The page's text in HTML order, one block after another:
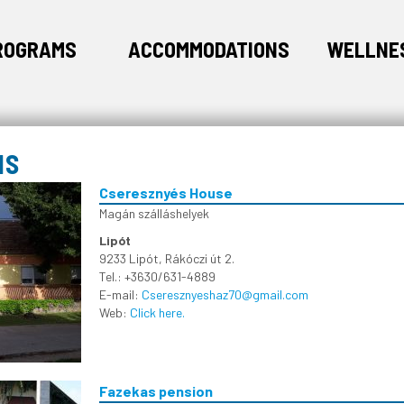
ACCOMMODATIONS
Cseresznyés House
Magán szálláshelyek
Lipót
9233 Lipót, Rákóczi út 2.
Tel.: +3630/631-4889
E-mail: Cseresznyeshaz70@gmail.com
Web: Click here.
Fazekas pension